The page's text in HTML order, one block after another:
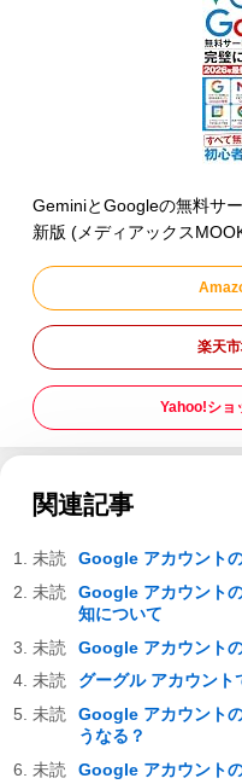
GeminiとGoogleの無料サ
新版 (メディアックス
楽天
Yahoo!ショ
関連記事
Google アカウント
Google アカウント
知について
Google アカウント
グーグル アカウント
Google アカウント
うなる？
Google アカウント